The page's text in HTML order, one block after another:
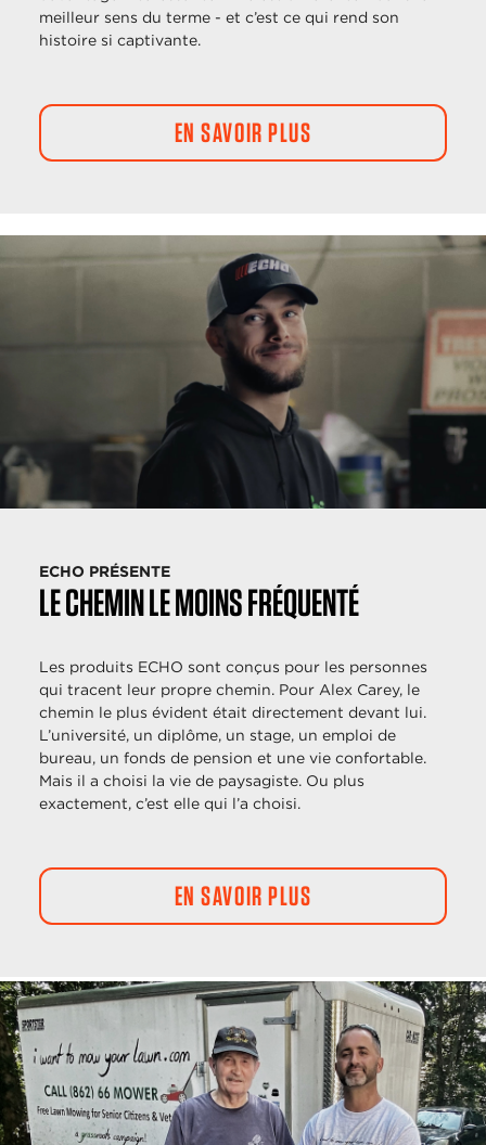
meilleur sens du terme - et c’est ce qui rend son
histoire si captivante.
EN SAVOIR PLUS
LE CHEMIN LE MOINS FRÉQUENTÉ
ECHO PRÉSENTE
Les produits ECHO sont conçus pour les personnes
qui tracent leur propre chemin. Pour Alex Carey, le
chemin le plus évident était directement devant lui.
L’université, un diplôme, un stage, un emploi de
bureau, un fonds de pension et une vie confortable.
Mais il a choisi la vie de paysagiste. Ou plus
exactement, c’est elle qui l’a choisi.
EN SAVOIR PLUS